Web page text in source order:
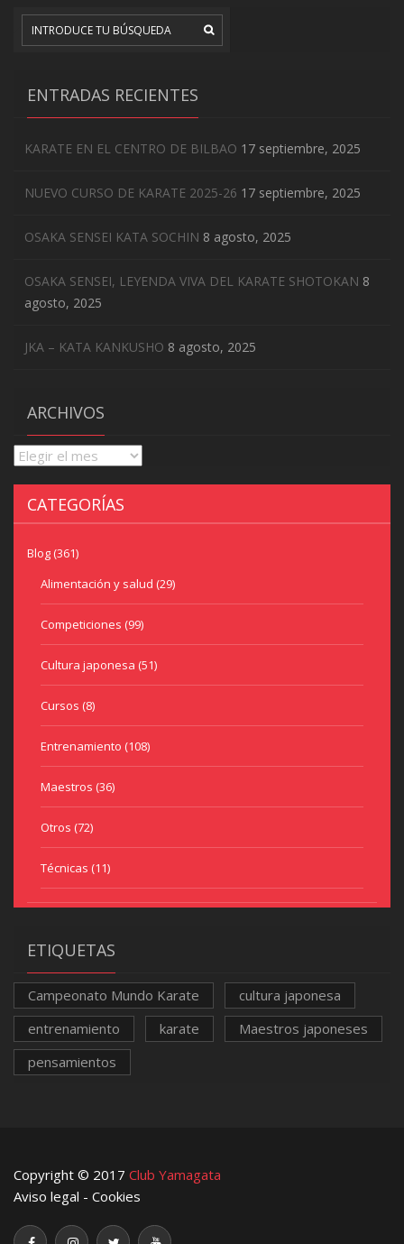
ENTRADAS RECIENTES
KARATE EN EL CENTRO DE BILBAO 17 septiembre, 2025
NUEVO CURSO DE KARATE 2025-26 17 septiembre, 2025
OSAKA SENSEI KATA SOCHIN 8 agosto, 2025
OSAKA SENSEI, LEYENDA VIVA DEL KARATE SHOTOKAN 8
agosto, 2025
JKA – KATA KANKUSHO 8 agosto, 2025
ARCHIVOS
Archivos
CATEGORÍAS
Blog (361)
Alimentación y salud (29)
Competiciones (99)
Cultura japonesa (51)
Cursos (8)
Entrenamiento (108)
Maestros (36)
Otros (72)
Técnicas (11)
ETIQUETAS
Campeonato Mundo Karate
cultura japonesa
entrenamiento
karate
Maestros japoneses
pensamientos
Copyright © 2017 Club Yamagata
Aviso legal - Cookies